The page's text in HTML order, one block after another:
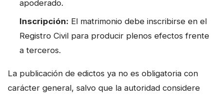
apoderado.
Inscripción: El matrimonio debe inscribirse en el
Registro Civil para producir plenos efectos frente
a terceros.
La publicación de edictos ya no es obligatoria con
carácter general, salvo que la autoridad considere